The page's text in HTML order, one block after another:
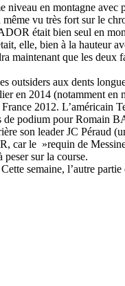
en montagne avec
vu très fort sur le
était bien seul en
elle, bien à la hauteur
que les deux
outsiders aux dents
en 2014 (notamment
2012.
podium pour Romain
son leader JC Péraud
le »requin de
sur la course.
semaine, l’autre